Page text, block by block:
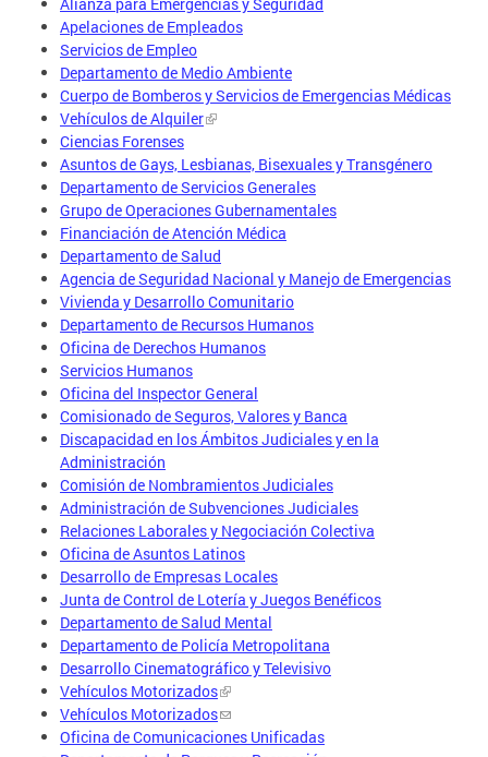
Apelaciones de Empleados
Servicios de Empleo
Departamento de Medio Ambiente
Cuerpo de Bomberos y Servicios de Emergencias Médicas
Vehículos de Alquiler
Ciencias Forenses
Asuntos de Gays, Lesbianas, Bisexuales y Transgénero
Departamento de Servicios Generales
Grupo de Operaciones Gubernamentales
Financiación de Atención Médica
Departamento de Salud
Agencia de Seguridad Nacional y Manejo de Emergencias
Vivienda y Desarrollo Comunitario
Departamento de Recursos Humanos
Oficina de Derechos Humanos
Servicios Humanos
Oficina del Inspector General
Comisionado de Seguros, Valores y Banca
Discapacidad en los Ámbitos Judiciales y en la
Administración
Comisión de Nombramientos Judiciales
Administración de Subvenciones Judiciales
Relaciones Laborales y Negociación Colectiva
Oficina de Asuntos Latinos
Desarrollo de Empresas Locales
Junta de Control de Lotería y Juegos Benéficos
Departamento de Salud Mental
Departamento de Policía Metropolitana
Desarrollo Cinematográfico y Televisivo
Vehículos Motorizados
Vehículos Motorizados
Oficina de Comunicaciones Unificadas